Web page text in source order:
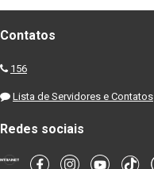
Contatos
156
Lista de Servidores e Contatos
Redes sociais